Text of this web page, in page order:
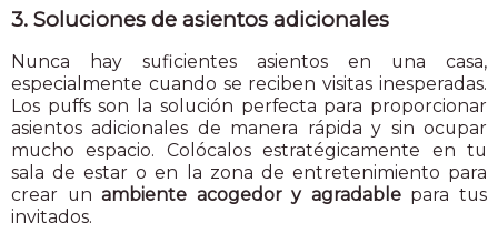
3. Soluciones de asientos adicionales
Nunca hay suficientes asientos en una casa,
especialmente cuando se reciben visitas inesperadas.
Los puffs son la solución perfecta para proporcionar
asientos adicionales de manera rápida y sin ocupar
mucho espacio. Colócalos estratégicamente en tu
sala de estar o en la zona de entretenimiento para
crear unambiente acogedor y agradablepara tus
invitados.